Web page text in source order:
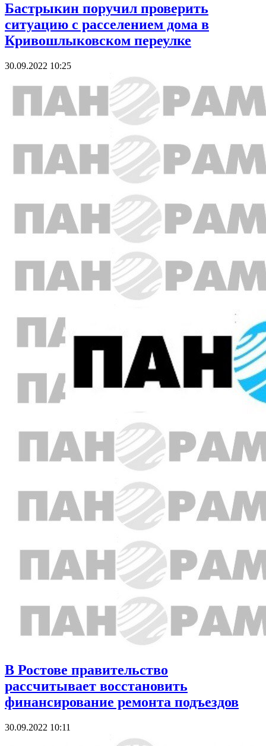
Бастрыкин поручил проверить
ситуацию с расселением дома в
Кривошлыковском переулке
30.09.2022 10:25
В Ростове правительство
рассчитывает восстановить
финансирование ремонта подъездов
30.09.2022 10:11